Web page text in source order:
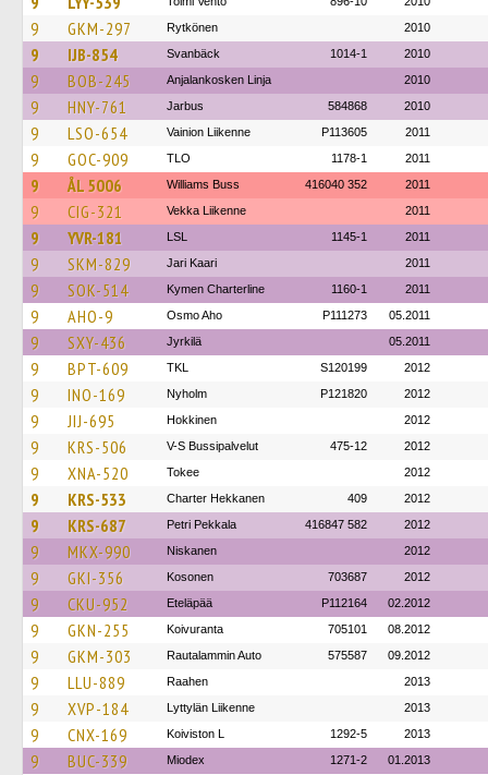
9 GKM-297 Rytkönen 2010
9 IJB-854 Svanbäck 1014-1 2010
9 BOB-245 Anjalankosken Linja 2010
9 HNY-761 Jarbus 584868 2010
9 LSO-654 Vainion Liikenne P113605 2011
9 GOC-909 TLO 1178-1 2011
9 ÅL 5006 Williams Buss 416040 352 2011
9 CIG-321 Vekka Liikenne 2011
9 YVR-181 LSL 1145-1 2011
9 SKM-829 Jari Kaari 2011
9 SOK-514 Kymen Charterline 1160-1 2011
9 AHO-9 Osmo Aho P111273 05.2011
9 SXY-436 Jyrkilä 05.2011
9 BPT-609 TKL S120199 2012
9 INO-169 Nyholm P121820 2012
9 JIJ-695 Hokkinen 2012
9 KRS-506 V-S Bussipalvelut 475-12 2012
9 XNA-520 Tokee 2012
9 KRS-533 Charter Hekkanen 409 2012
9 KRS-687 Petri Pekkala 416847 582 2012
9 MKX-990 Niskanen 2012
9 GKI-356 Kosonen 703687 2012
9 CKU-952 Eteläpää P112164 02.2012
9 GKN-255 Koivuranta 705101 08.2012
9 GKM-303 Rautalammin Auto 575587 09.2012
9 LLU-889 Raahen 2013
9 XVP-184 Lyttylän Liikenne 2013
9 CNX-169 Koiviston L 1292-5 2013
9 BUC-339 Miodex 1271-2 01.2013